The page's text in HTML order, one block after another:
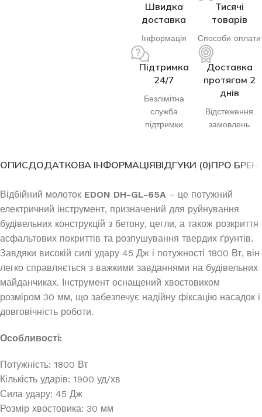
Швидка
доставка
Інформація
Тисячі
товарів
Способи оплати
Підтримка
24/7
Безлімітна
служба
підтримки
Доставка
протягом 2
днів
Відстеження
замовлень
ОПИСДОДАТКОВА ІНФОРМАЦІЯВІДГУКИ (0)ПРО
Відбійний молоток EDON DH-GL-65A – це потужний
електричний інструмент, призначений для руйнування
будівельних конструкцій з бетону, цегли, а також розкриття
асфальтових покриттів та розпушування твердих ґрунтів.
Завдяки високій силі удару 45 Дж і потужності 1800 Вт, він
легко справляється з важкими завданнями на будівельних
майданчиках. Інструмент оснащений хвостовиком
розміром 30 мм, що забезпечує надійну фіксацію насадок і
довговічність роботи.
Особливості:
Потужність: 1800 Вт
Кількість ударів: 1900 уд/хв
Сила удару: 45 Дж
Розмір хвостовика: 30 мм